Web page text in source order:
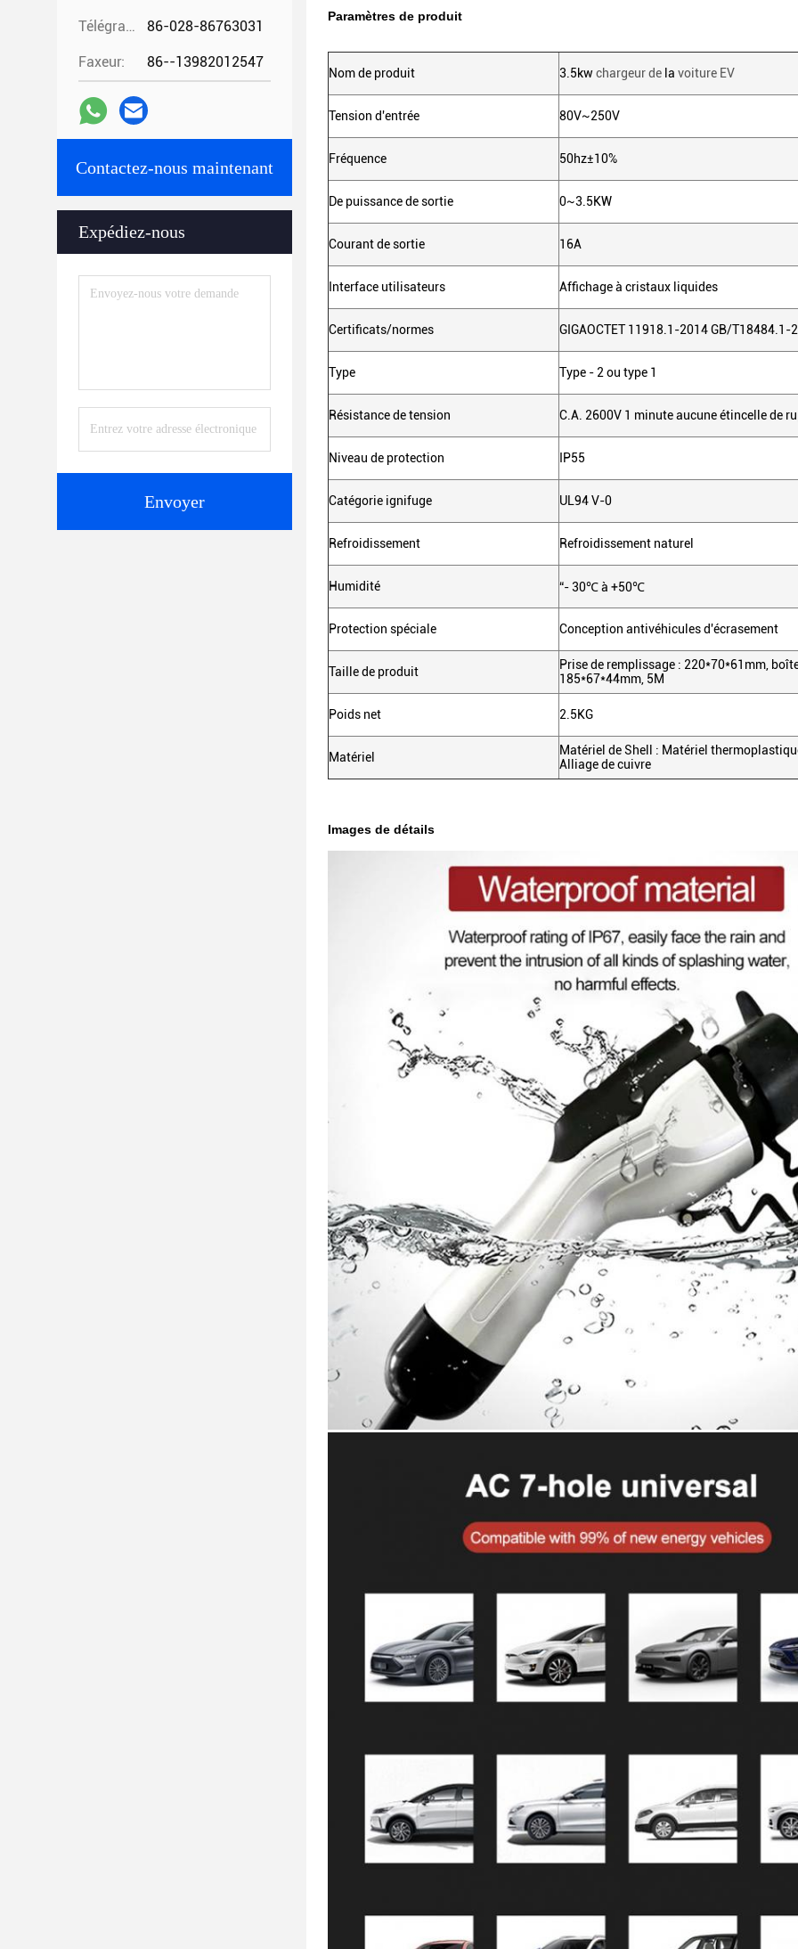
Télégramme: 86-028-86763031
Faxeur: 86--13982012547
Contactez-nous maintenant
Expédiez-nous
Envoyer
Paramètres de produit
Nom de produit 3.5kwchargeur de la voiture EV
Tension d'entrée 80V~250V
Fréquence 50hz±10%
De puissance de sortie 0~3.5KW
Courant de sortie 16A
Interface utilisateurs Affichage à cristaux liquides
Certificats/normes GIGAOCTET 11918.1-2014 GB/T18484.1-
Type Type - 2 ou type 1
Résistance de tension C.A. 2600V 1 minute aucune étincelle de
Niveau de protection IP55
Catégorie ignifuge UL94 V-0
Refroidissement Refroidissement naturel
Humidité “- 30℃ à +50℃
Protection spéciale Conception antivéhicules d'écrasement
Taille de produit
Prise de remplissage : 220*70*61mm,
185*67*44mm, 5M
Poids net 2.5KG
Matériel
Matériel de Shell : Matériel
Alliage de cuivre
Images de détails